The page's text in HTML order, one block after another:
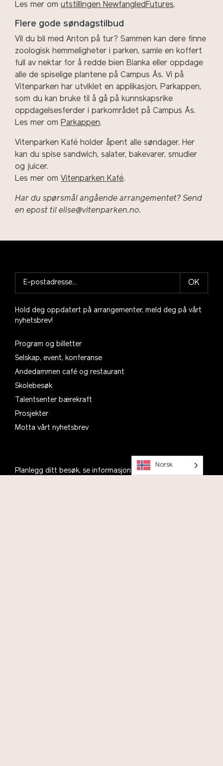
Les mer om utstillingen NewfangledFutures.
Flere gode søndagstilbud
Vil du bli med Anton på tur? Sammen kan dere finne
zoologisk hemmeligheter i parken, samle en koffert
full av nektar for å redde bien Bianka eller oppdage
alle de spiselige plantene på Campus Ås. Vi på
Vitenparken har utviklet en applikasjon, Parkappen,
som du kan bruke til å gå på kunnskapsrike
oppdagelsesferder i parkområdet på Campus Ås.
Les mer om Parkappen.
Vitenparken Kafé holder åpent alle søndager. Her
kan du spise sandwich, salater, bakevarer, smudier
og juicer.
Les mer om Vitenparken Kafé.
Har du spørsmål angående arrangementet? Send
en epost til elise@vitenparken.no.
OK
Hold deg oppdatert på arrangementer, meld deg på vårt
nyhetsbrev!
Program og billetter
Selskap, event, konferanse
Andedammen café og restaurant
Skolebesøk
Talentsenter bærekraft
Prosjekter
Motta vårt nyhetsbrev
Planlegg ditt besøk, se informasjon om åpningstider,
Norsk